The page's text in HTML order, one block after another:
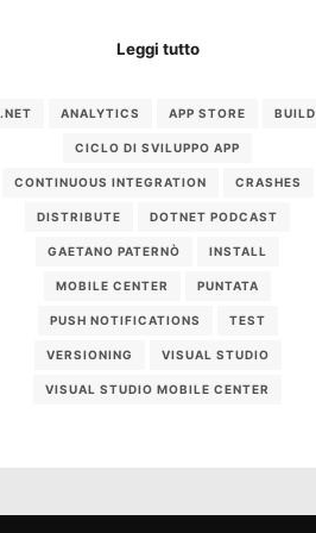
Leggi tutto
.NET ANALYTICS APP STORE BUILD
CICLO DI SVILUPPO APP
CONTINUOUS INTEGRATION CRASHES
DISTRIBUTE DOTNET PODCAST
GAETANO PATERNÒ INSTALL
MOBILE CENTER PUNTATA
PUSH NOTIFICATIONS TEST
VERSIONING VISUAL STUDIO
VISUAL STUDIO MOBILE CENTER